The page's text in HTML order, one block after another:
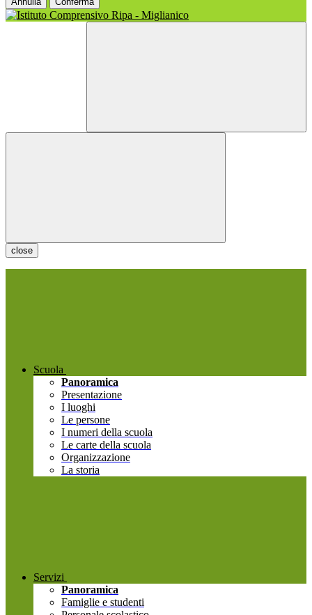
close
Scuola
Panoramica
Presentazione
I luoghi
Le persone
I numeri della scuola
Le carte della scuola
Organizzazione
La storia
Servizi
Panoramica
Famiglie e studenti